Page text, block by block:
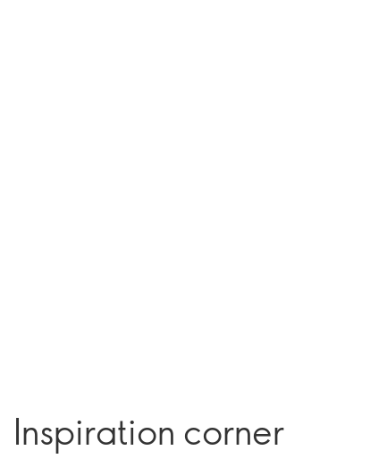
Inspiration corner